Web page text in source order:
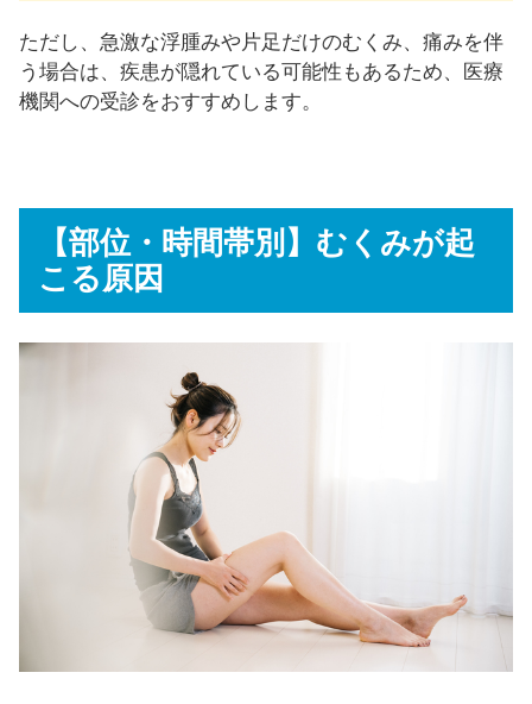
ただし、急激な浮腫みや片足だけのむくみ、痛みを伴
う場合は、疾患が隠れている可能性もあるため、医療
機関への受診をおすすめします。
【部位・時間帯別】むくみが起
こる原因